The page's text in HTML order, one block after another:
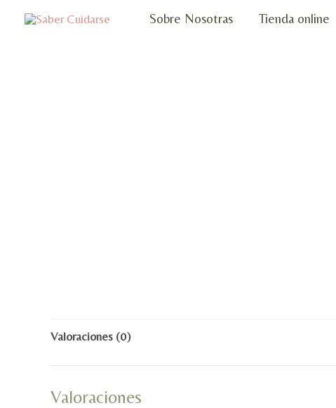
Sobre Nosotras Tienda online
Valoraciones (0)
Valoraciones